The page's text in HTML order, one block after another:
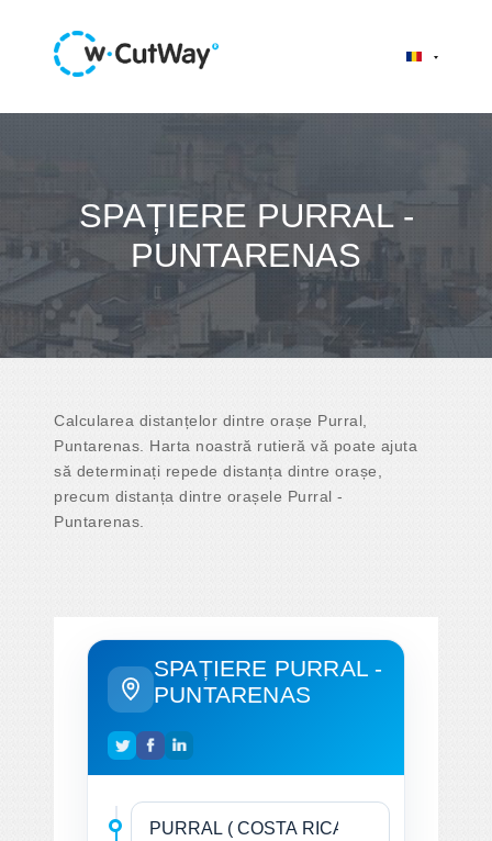
SPAȚIERE PURRAL -
PUNTARENAS
Calcularea distanțelor dintre orașe Purral,
Puntarenas. Harta noastră rutieră vă poate ajuta
să determinați repede distanța dintre orașe,
precum distanța dintre orașele Purral -
Puntarenas.
SPAȚIERE PURRAL -
PUNTARENAS